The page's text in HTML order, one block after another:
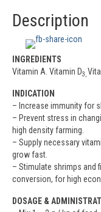
Description
INGREDIENTS
Vitamin A. Vitamin D3,
INDICATION
– Increase immunity for
– Prevent stress in
high density farming.
– Supply necessary
grow fast.
– Stimulate shrimps and
conversion, for high
DOSAGE &